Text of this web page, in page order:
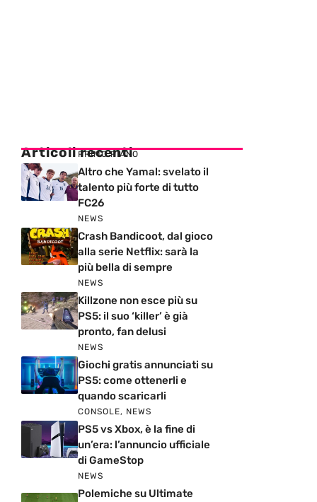
Articoli recenti
PRIMO PIANO
Altro che Yamal: svelato il
talento più forte di tutto
FC26
NEWS
Crash Bandicoot, dal gioco
alla serie Netflix: sarà la
più bella di sempre
NEWS
Killzone non esce più su
PS5: il suo ‘killer’ è già
pronto, fan delusi
NEWS
Giochi gratis annunciati su
PS5: come ottenerli e
quando scaricarli
CONSOLE, NEWS
PS5 vs Xbox, è la fine di
un’era: l’annuncio ufficiale
di GameStop
NEWS
Polemiche su Ultimate